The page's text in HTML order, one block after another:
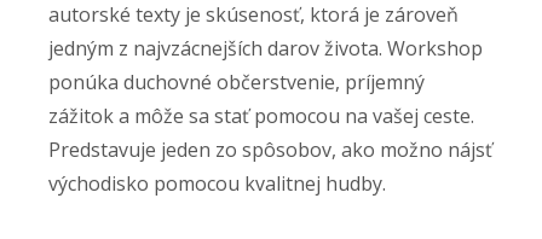
autorské texty je skúsenosť, ktorá je zároveň
jedným z najvzácnejších darov života. Workshop
ponúka duchovné občerstvenie, príjemný
zážitok a môže sa stať pomocou na vašej ceste.
Predstavuje jeden zo spôsobov, ako možno nájsť
východisko pomocou kvalitnej hudby.